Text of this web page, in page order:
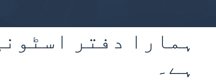
ہمارا دفتر
ہے۔